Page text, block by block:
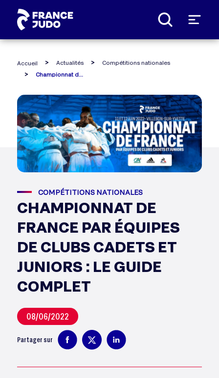
Accueil Actualités
Compétitions nationales
COMPÉTITIONS NATIONALES
CHAMPIONNAT DE
FRANCE PAR ÉQUIPES
DE CLUBS CADETS ET
JUNIORS : LE GUIDE
COMPLET
08/06/2022
Partager sur